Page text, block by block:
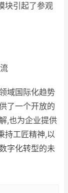
块引起了参观
域国际化趋势
了一个开放的
,也为企业提供
持工匠精神,以
字化转型的未